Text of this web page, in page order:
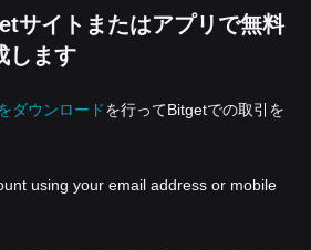
サイトまたはアプリで無料
します
ダウンロードを行ってBitgetでの取引を
using your email address or mobile